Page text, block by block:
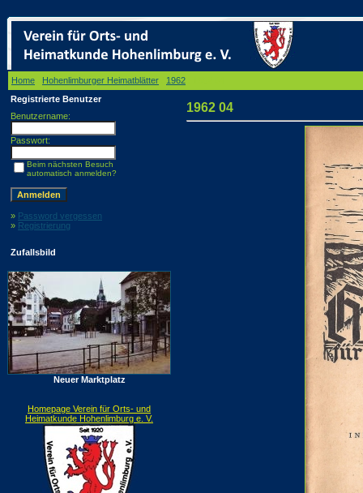
Home Hohenlimburger Heimatblätter 1962
Registrierte Benutzer
Benutzername:
Passwort:
Beim nächsten Besuch
automatisch anmelden?
» Password vergessen
» Registrierung
Zufallsbild
Neuer Marktplatz
Homepage Verein für Orts- und
Heimatkunde Hohenlimburg e. V.
1962 04